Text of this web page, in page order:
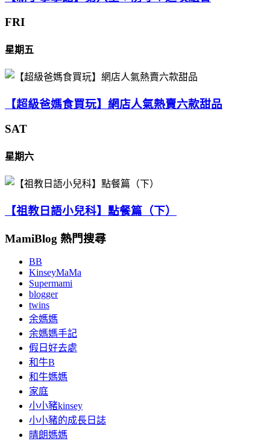
FRI
星期五
【超級爸媽食買玩】網店人氣熱賣六款甜品
SAT
星期六
【祖教日語小兒科】點餐篇（下）
MamiBlog 熱門搜尋
BB
KinseyMaMa
Supermami
blogger
twins
余媽媽
余媽媽手記
假日好去處
和牛B
和牛媽媽
家庭
小小豬kinsey
小小豬的成長日誌
晴朗媽媽